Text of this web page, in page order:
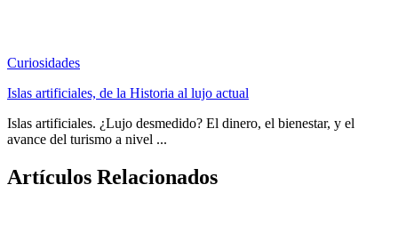
Curiosidades
Islas artificiales, de la Historia al lujo actual
Islas artificiales. ¿Lujo desmedido? El dinero, el bienestar, y el
avance del turismo a nivel ...
Artículos Relacionados